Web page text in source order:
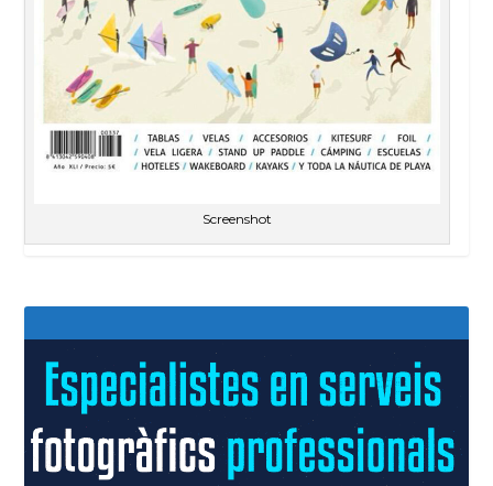
Screenshot